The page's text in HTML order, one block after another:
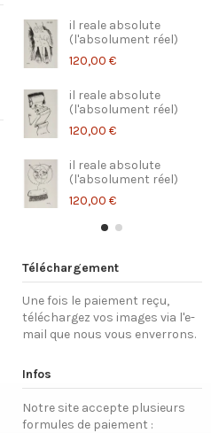
il reale absolute
(l'absolument réel)
120,00 €
il reale absolute
(l'absolument réel)
120,00 €
il reale absolute
(l'absolument réel)
120,00 €
Téléchargement
Une fois le paiement reçu,
téléchargez vos images via l'e-
mail que nous vous enverrons.
Infos
Notre site accepte plusieurs
formules de paiement :